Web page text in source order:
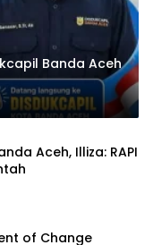
Banda Aceh
Aceh, Illiza: RAPI
of Change